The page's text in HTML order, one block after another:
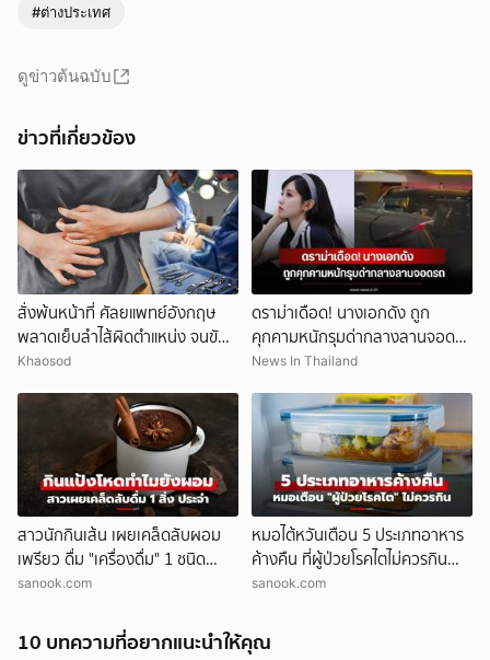
#ต่างประเทศ
ดูข่าวต้นฉบับ
ข่าวที่เกี่ยวข้อง
สั่งพ้นหน้าที่ ศัลยแพทย์อังกฤษ
พลาดเย็บลำไส้ผิดตำแหน่ง จนขับ
ถ่ายไม่ได้ หวิดเสียชีวิต
Khaosod
ดราม่าเดือด! นางเอกดัง ถูก
คุกคามหนักรุมด่ากลางลานจอดรถ
(ข่าวต่างประเทศ)
News In Thailand
สาวนักกินเส้น เผยเคล็ดลับผอม
เพรียว ดื่ม "เครื่องดื่ม" 1 ชนิด
ประจำ หาซื้อไม่ยาก!
sanook.com
หมอไต้หวันเตือน 5 ประเภทอาหาร
ค้างคืน ที่ผู้ป่วยโรคไตไม่ควรกิน
อันตรายถึงชีวิต
sanook.com
10 บทความที่อยากแนะนำให้คุณ